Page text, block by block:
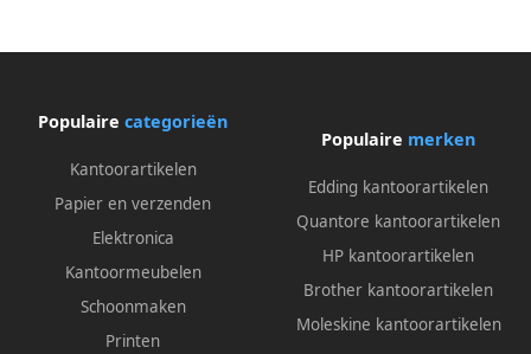
Populaire categorieën
Kantoorartikelen
Papier en verzenden
Elektronica
Kantoormeubelen
Schoonmaken
Printen
Populaire merken
Edding kantoorartikelen
Quantore kantoorartikelen
HP kantoorartikelen
Brother kantoorartikelen
Moleskine kantoorartikelen